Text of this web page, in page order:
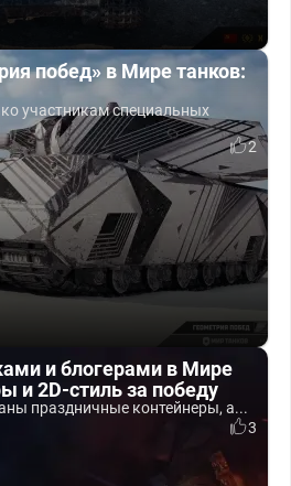
побед» в Мире танков:
участникам специальных
2
и блогерами в Мире
и 2D-стиль за победу
праздничные контейнеры, а...
3